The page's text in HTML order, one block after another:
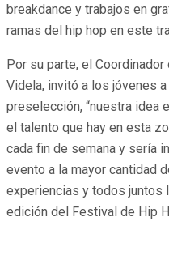
breakdance y trabajos en
ramas del hip hop en este
Por su parte, el
Videla, invitó a los jóvenes
preselección, “nuestra idea
el talento que hay en esta
cada fin de semana y sería
evento a la mayor cantidad
experiencias y todos juntos
edición del Festival de Hip